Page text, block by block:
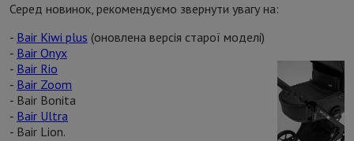
Серед новинок, рекомендуємо звернути увагу на:
- Bair Kiwi plus (оновлена версія старої моделі)
- Bair Onyx
- Bair Rio
- Bair Zoom
- Bair Bonita
- Bair Ultra
- Bair Lion.